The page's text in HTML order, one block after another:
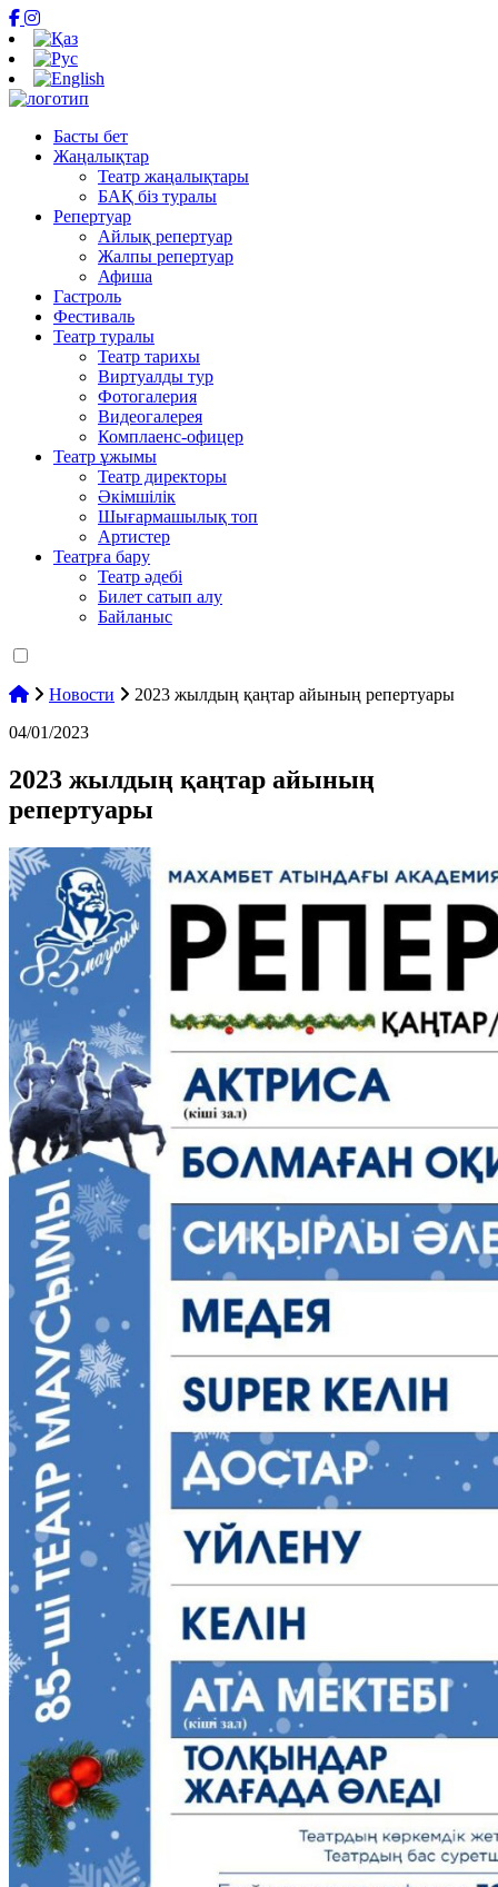
Басты бет
Жаңалықтар
Театр жаңалықтары
БАҚ біз туралы
Репертуар
Айлық репертуар
Жалпы репертуар
Афиша
Гастроль
Фестиваль
Театр туралы
Театр тарихы
Виртуалды тур
Фотогалерия
Видеогалерея
Комплаенс-офицер
Театр ұжымы
Театр директоры
Әкімшілік
Шығармашылық топ
Артистер
Театрға бару
Театр әдебі
Билет сатып алу
Байланыс
Новости
2023 жылдың қаңтар айының репертуары
04/01/2023
2023 жылдың қаңтар айының
репертуары